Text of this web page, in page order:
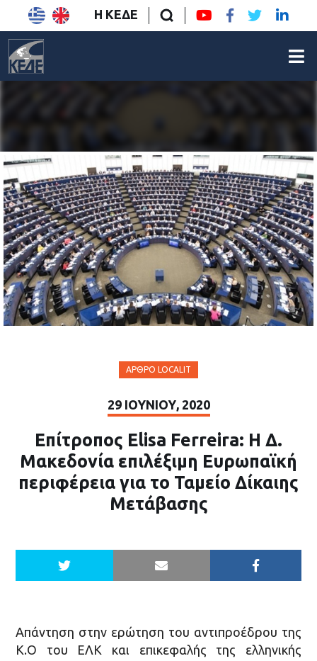
Η ΚΕΔΕ
ΆΡΘΡΟ LOCALIT
29 ΙΟΥΝΊΟΥ, 2020
Επίτροπος Elisa Ferreira: Η Δ.
Μακεδονία επιλέξιμη Ευρωπαϊκή
περιφέρεια για το Ταμείο Δίκαιης
Μετάβασης
Απάντηση στην ερώτηση του αντιπροέδρου της
Κ.Ο του ΕΛΚ και επικεφαλής της ελληνικής